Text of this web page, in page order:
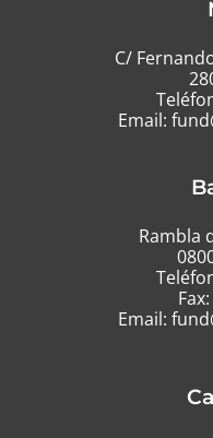
C/
Email:
Rambla
Email: